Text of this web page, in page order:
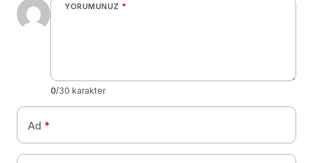
YORUMUNUZ *
0/30 karakter
Ad *